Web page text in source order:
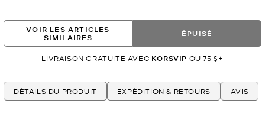
VOIR LES ARTICLES
SIMILAIRES
ÉPUISÉ
LIVRAISON GRATUITE AVEC KORSVIP OU 75 $+
DÉTAILS DU PRODUIT EXPÉDITION & RETOURS AVIS